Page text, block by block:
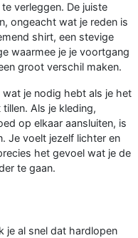
verleggen. De juiste
ongeacht wat je reden is
shirt, een stevige
waarmee je je voortgang
groot verschil maken.
je nodig hebt als je het
Als je kleding,
op elkaar aansluiten, is
Je voelt jezelf lichter en
het gevoel wat je de
te gaan.
je al snel dat hardlopen